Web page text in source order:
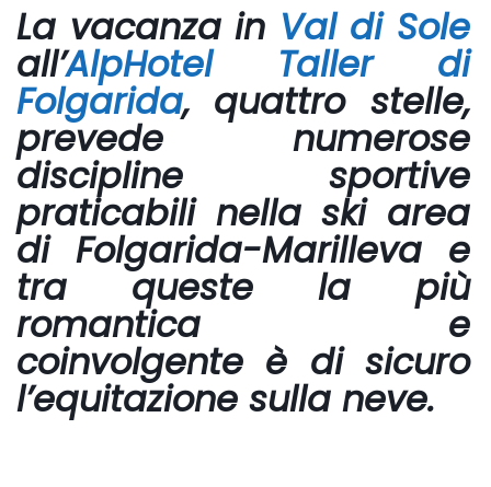
La vacanza in Val di Sole
all’AlpHotel Taller di
Folgarida,quattro stelle,
prevede numerose
discipline sportive
praticabili nella ski area
di Folgarida-Marilleva e
tra queste la più
romantica e
coinvolgente è di sicuro
l’equitazione sulla neve.